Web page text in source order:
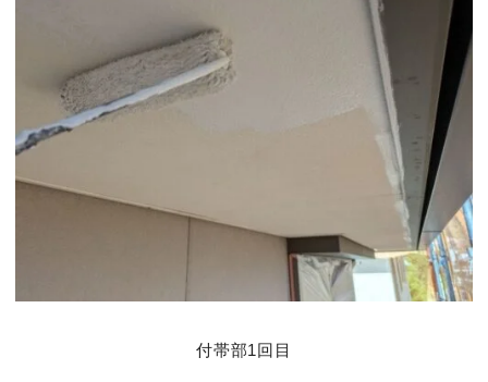
付帯部1回目